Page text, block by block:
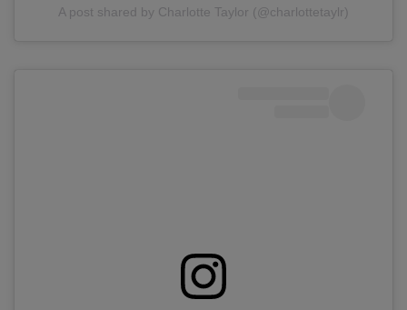
A post shared by Charlotte Taylor (@charlottetaylr)